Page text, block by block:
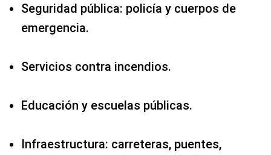
Seguridad pública: policía y cuerpos de
emergencia.
Servicios contra incendios.
Educación y escuelas públicas.
Infraestructura: carreteras, puentes,